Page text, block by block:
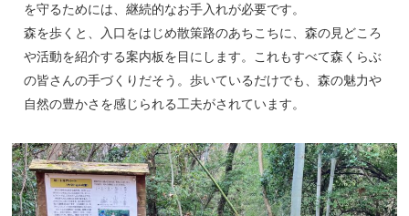
を守るためには、継続的なお手入れが必要です。
森を歩くと、入口をはじめ散策路のあちこちに、森の見どころ
や活動を紹介する案内板を目にします。これもすべて森くらぶ
の皆さんの手づくりだそう。歩いているだけでも、森の魅力や
自然の豊かさを感じられる工夫がされています。